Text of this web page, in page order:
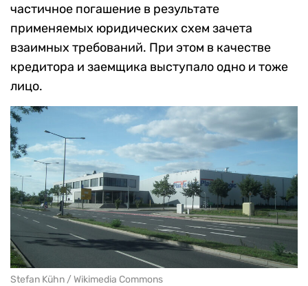
частичное погашение в результате
применяемых юридических схем зачета
взаимных требований. При этом в качестве
кредитора и заемщика выступало одно и тоже
лицо.
Stefan Kühn / Wikimedia Commons